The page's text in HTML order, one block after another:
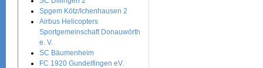
Spgem Kötz/Ichenhausen 2
Airbus Helicopters
Sportgemeinschaft Donauwörth
e. V.
SC Bäumenheim
FC 1920 Gundelfingen eV.